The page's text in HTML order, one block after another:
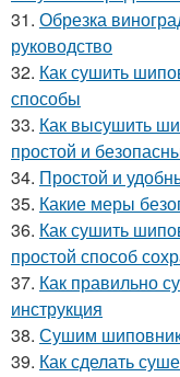
31. Обрезка
руководство
32. Как сушить
способы
33. Как высушить
простой и
34. Простой и
35. Какие меры
36. Как сушить
простой способ
37. Как правильно
инструкция
38. Сушим шиповник
39. Как сделать